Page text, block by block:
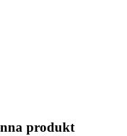
produkt